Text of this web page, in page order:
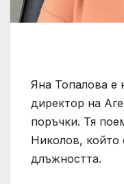
Яна Топалова е
директор на
поръчки. Тя
Николов, който
длъжността.